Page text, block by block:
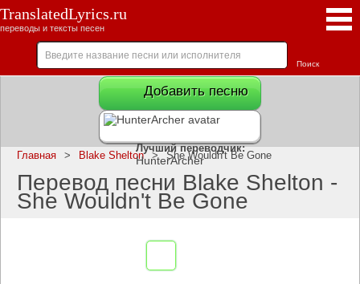
TranslatedLyrics.ru
переводы и тексты песен
Добавить песню
Лучший переводчик:
HunterArcher
Главная > Blake Shelton > She Wouldn't Be Gone
Перевод песни Blake Shelton -
She Wouldn't Be Gone